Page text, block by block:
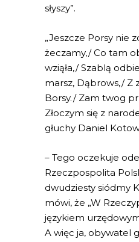
słyszy”.
„Jeszcze Porsy nie
żeczamy,/ Co tam
wziąła,/ Szablą
marsz, Dąbrows,/ Z
Borsy./ Zam twog
Złoczym się z
głuchy Daniel
– Tego oczekuje
Rzeczpospolita
dwudziesty siódmy
mówi, że „W
językiem
A więc ja, obywatel